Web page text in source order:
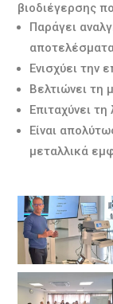
βιοδιέγερσης
Παράγει
Ενισχύει την
Βελτιώνει τη
Επιταχύνει
Είναι
μεταλλικά